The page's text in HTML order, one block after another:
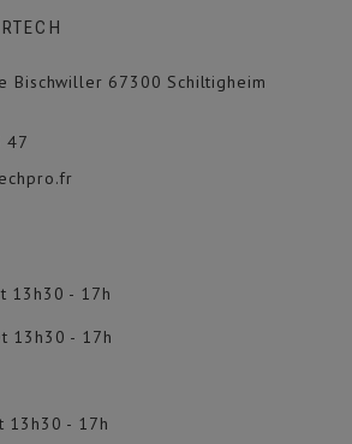
Bischwiller 67300 Schiltigheim
47
13h30 - 17h
13h30 - 17h
13h30 - 17h